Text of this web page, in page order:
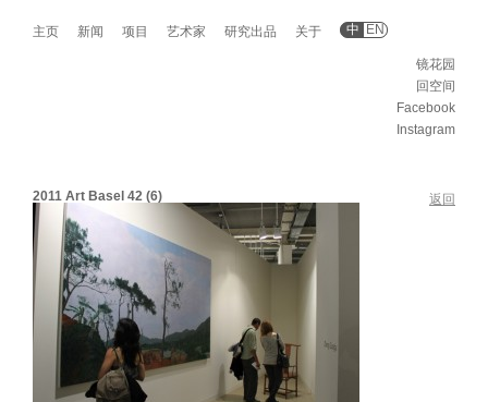
主页 新闻 项目 艺术家 研究出品 关于 中 EN
镜花园
回空间
Facebook
Instagram
返回
2011 Art Basel 42 (6)